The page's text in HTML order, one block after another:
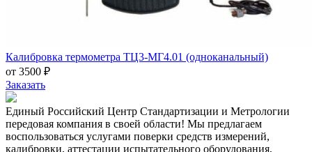
Калибровка термометра ТЦ3-МГ4.01 (одноканальный)
от 3500 ₽
Заказать
Единый Российский Центр Стандартизации и Метрологии
передовая компания в своей области! Мы предлагаем
воспользоваться услугами поверки средств измерений,
калибровки, аттестации испытательного оборудования,